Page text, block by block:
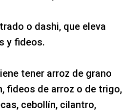
o dashi, que eleva
y fideos.
tener arroz de grano
fideos de arroz o de trigo,
cebollín, cilantro,